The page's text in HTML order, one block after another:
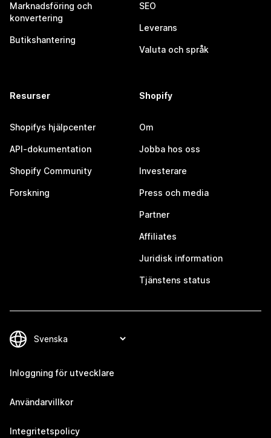
Marknadsföring och
konvertering
Butikshantering
SEO
Leverans
Valuta och språk
Resurser
Shopifys hjälpcenter
API-dokumentation
Shopify Community
Forskning
Shopify
Om
Jobba hos oss
Investerare
Press och media
Partner
Affiliates
Juridisk information
Tjänstens status
Inloggning för utvecklare
Användarvillkor
Integritetspolicy